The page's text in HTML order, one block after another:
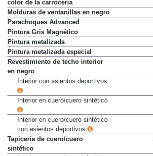
color de la carrocería
Molduras de ventanillas en negro
Parachoques Advanced
Pintura Gris Magnético
Pintura metalizada
Pintura metalizada especial
Revestimiento de techo interior
en negro
Interior con asientos deportivos
Interior en cuero/cuero sintético
Interior en cuero/cuero sintético
con asientos deportivos
Tapicería de cuero/cuero